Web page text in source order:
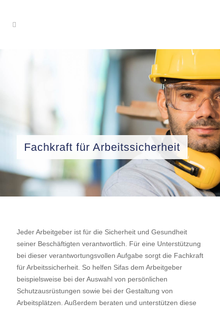
Fachkraft für Arbeitssicherheit
Jeder Arbeitgeber ist für die Sicherheit und Gesundheit
seiner Beschäftigten verantwortlich. Für eine Unterstützung
bei dieser verantwortungsvollen Aufgabe sorgt die Fachkraft
für Arbeitssicherheit. So helfen Sifas dem Arbeitgeber
beispielsweise bei der Auswahl von persönlichen
Schutzausrüstungen sowie bei der Gestaltung von
Arbeitsplätzen. Außerdem beraten und unterstützen diese